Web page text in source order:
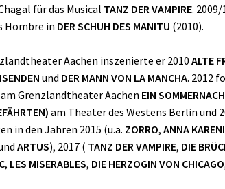
für das Musical TANZ DER VAMPIRE.
Hombre in DER SCHUH DES MANITU (2010).
Aachen inszenierte er 2010 ALTE
und DER MANN VON LA MANCHA. 2012
Grenzlandtheater Aachen EIN
am Theater des Westens Berlin und
in den Jahren 2015 (u.a. ZORRO, ANNA
ARTUS), 2017 ( TANZ DER VAMPIRE, DIE
, LES MISERABLES, DIE HERZOGIN VON CHICAGO